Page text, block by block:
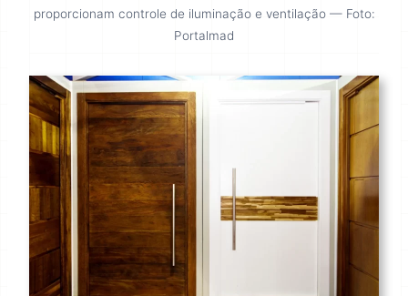
proporcionam controle de iluminação e ventilação — Foto:
Portalmad